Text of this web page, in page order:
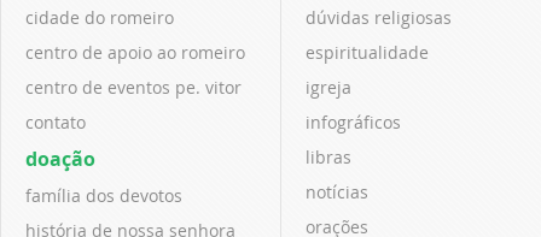
cidade do romeiro
centro de apoio ao romeiro
centro de eventos pe. vitor
contato
doação
família dos devotos
história de nossa senhora
dúvidas religiosas
espiritualidade
igreja
infográficos
libras
notícias
orações